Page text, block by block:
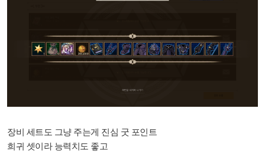
장비 세트도 그냥 주는게 진심 굿 포인트
희귀 셋이라 능력치도 좋고